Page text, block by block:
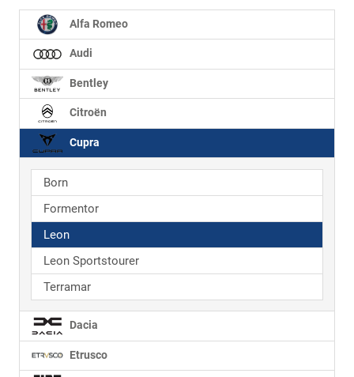
Alfa Romeo
Audi
Bentley
Citroën
Cupra
Born
Formentor
Leon
Leon Sportstourer
Terramar
Dacia
Etrusco